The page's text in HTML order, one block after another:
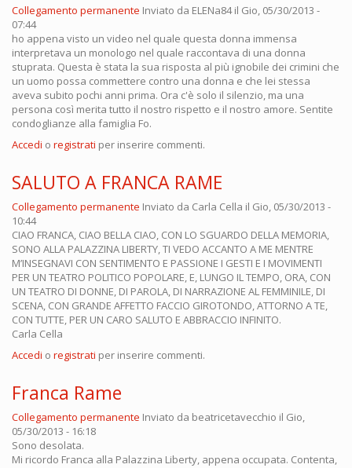
Collegamento permanente Inviato da ELENa84il Gio, 05/30/2013 -
07:44
ho appena visto un video nel quale questa donna immensa
interpretava un monologo nel quale raccontava di una donna
stuprata. Questa è stata la sua risposta al più ignobile dei crimini che
un uomo possa commettere contro una donna e che lei stessa
aveva subito pochi anni prima. Ora c'è solo il silenzio, ma una
persona così merita tutto il nostro rispetto e il nostro amore. Sentite
condoglianze alla famiglia Fo.
Accedi o registrati per inserire commenti.
SALUTO A FRANCA RAME
Collegamento permanente Inviato da Carla Cella il Gio, 05/30/2013 -
10:44
CIAO FRANCA, CIAO BELLA CIAO, CON LO SGUARDO DELLA MEMORIA,
SONO ALLA PALAZZINA LIBERTY, TI VEDO ACCANTO A ME MENTRE
M’INSEGNAVI CON SENTIMENTO E PASSIONE I GESTI E I MOVIMENTI
PER UN TEATRO POLITICO POPOLARE, E, LUNGO IL TEMPO, ORA, CON
UN TEATRO DI DONNE, DI PAROLA, DI NARRAZIONE AL FEMMINILE, DI
SCENA, CON GRANDE AFFETTO FACCIO GIROTONDO, ATTORNO A TE,
CON TUTTE, PER UN CARO SALUTO E ABBRACCIO INFINITO.
Carla Cella
Accedi o registrati per inserire commenti.
Franca Rame
Collegamento permanente Inviato da beatricetavecchio il Gio,
05/30/2013 - 16:18
Sono desolata.
Mi ricordo Franca alla Palazzina Liberty, appena occupata. Contenta,